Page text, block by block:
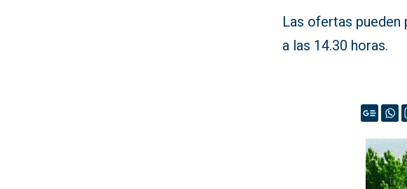
Las ofertas
a las 14.30 horas.